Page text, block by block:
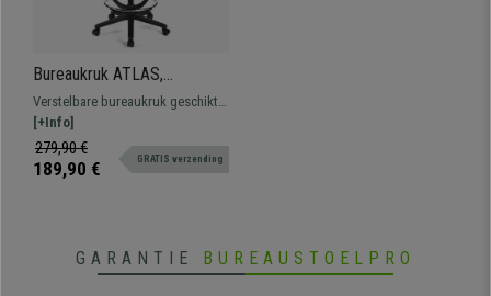
Bureaukruk ATLAS,
Verstelbare rugleuning,
Dikke Vulling, in Bordeaux
Stof
Verstelbare bureaukruk geschikt
voor professioneel gebruik.
Robuust, resistent en
comfortabel.
[+Info]
279,90 €
189,90 € GRATIS verzending
GARANTIE BUREAUSTOELPRO